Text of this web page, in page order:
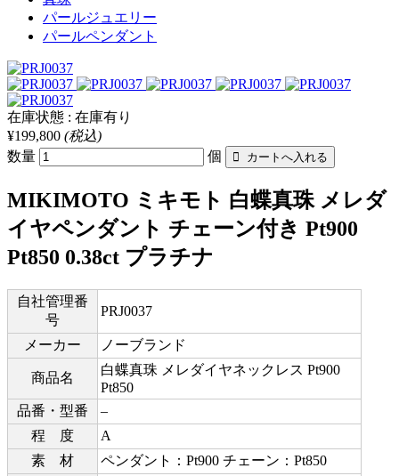
パールジュエリー
パールペンダント
在庫状態 : 在庫有り
¥199,800 (税込)
数量
個
MIKIMOTO ミキモト 白蝶真珠 メレダ
イヤペンダント チェーン付き Pt900
Pt850 0.38ct プラチナ
自社管理番
号
PRJ0037
メーカー ノーブランド
商品名
白蝶真珠 メレダイヤネックレス Pt900
Pt850
品番・型番
–
程 度
A
素 材
ペンダント：Pt900 チェーン：Pt850